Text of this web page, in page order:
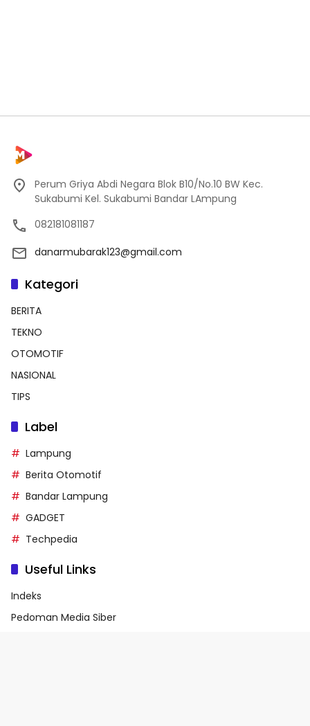
Perum Griya Abdi Negara Blok B10/No.10 BW Kec.
Sukabumi Kel. Sukabumi Bandar LAmpung
082181081187
danarmubarak123@gmail.com
Kategori
BERITA
TEKNO
OTOMOTIF
NASIONAL
TIPS
Label
Lampung
Berita Otomotif
Bandar Lampung
GADGET
Techpedia
Useful Links
Indeks
Pedoman Media Siber